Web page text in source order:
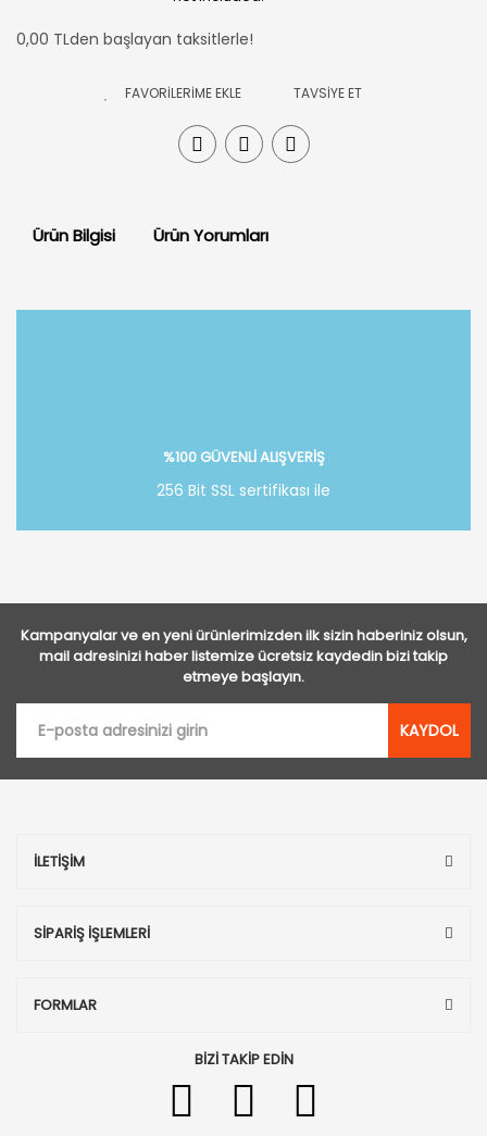
0,00 TLden başlayan taksitlerle!
TAVSİYE ET
Ürün Bilgisi Ürün Yorumları
%100 GÜVENLİ ALIŞVERİŞ
256 Bit SSL sertifikası ile
Kampanyalar ve en yeni ürünlerimizden ilk sizin haberiniz olsun,
mail adresinizi haber listemize ücretsiz kaydedin bizi takip
etmeye başlayın.
KAYDOL
İLETİŞİM
SİPARİŞ İŞLEMLERİ
FORMLAR
BİZİ TAKİP EDİN